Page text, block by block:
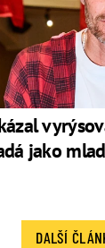
jako
DALŠÍ